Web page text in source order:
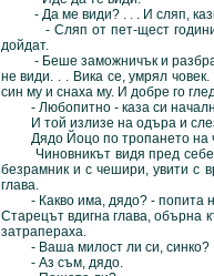
- Да ме види? . . . И сляп,
- Сляп от пет-щест години. -
дойдат.
- Беше заможничък и разбран
не види. . . Вика се, умрял
син му и снаха му. И добре го
- Любопитно - каза си
И той излизе на одъра и
Дядо Йоцо по тропането на
Чиновникът видя пред себе
безрамник и с чешири, увити с
глава.
- Какво има, дядо? - попита
Старецът вдигна глава, обърна
затрапераха.
- Ваша милост ли си, синко?
- Аз съм, дядо.